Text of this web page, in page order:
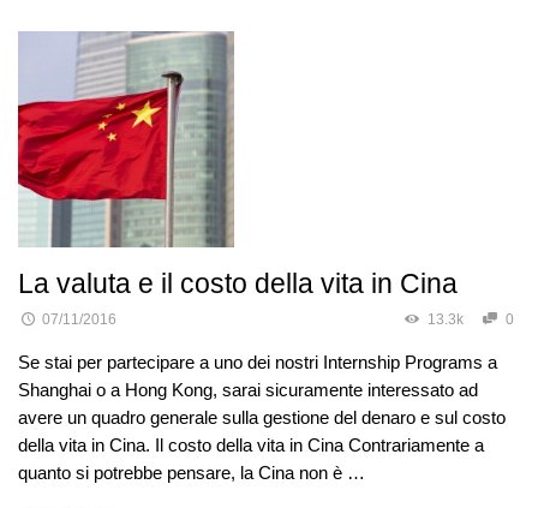
La valuta e il costo della vita in Cina
07/11/2016 13.3k 0
Se stai per partecipare a uno dei nostri Internship Programs a
Shanghai o a Hong Kong, sarai sicuramente interessato ad
avere un quadro generale sulla gestione del denaro e sul costo
della vita in Cina. Il costo della vita in Cina Contrariamente a
quanto si potrebbe pensare, la Cina non è …